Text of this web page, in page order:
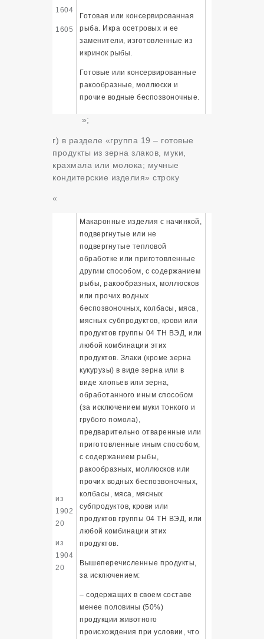
1604
1605
Готовая или консервированная
рыба. Икра осетровых и ее
заменители, изготовленные из
икринок рыбы.
Готовые или консервированные
ракообразные, моллюски и
прочие водные беспозвоночные.
»;
г) в разделе «группа 19 – готовые
продукты из зерна злаков, муки,
крахмала или молока; мучные
кондитерские изделия» строку
«
из
1902
20
из
1904
20
Макаронные изделия с начинкой,
подвергнутые или не
подвергнутые тепловой
обработке или приготовленные
другим способом, с содержанием
рыбы, ракообразных, моллюсков
или прочих водных
беспозвоночных, колбасы, мяса,
мясных субпродуктов, крови или
продуктов группы 04 ТН ВЭД, или
любой комбинации этих
продуктов. Злаки (кроме зерна
кукурузы) в виде зерна или в
виде хлопьев или зерна,
обработанного иным способом
(за исключением муки тонкого и
грубого помола),
предварительно отваренные или
приготовленные иным способом,
с содержанием рыбы,
ракообразных, моллюсков или
прочих водных беспозвоночных,
колбасы, мяса, мясных
субпродуктов, крови или
продуктов группы 04 ТН ВЭД, или
любой комбинации этих
продуктов.
Вышеперечисленные продукты,
за исключением:
– содержащих в своем составе
менее половины (50%)
продукции животного
происхождения при условии, что